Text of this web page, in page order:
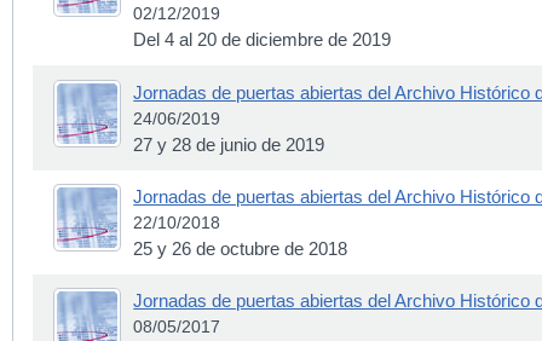
02/12/2019
Del 4 al 20 de diciembre de 2019
Jornadas de puertas abiertas del Archivo Histórico
24/06/2019
27 y 28 de junio de 2019
Jornadas de puertas abiertas del Archivo Histórico
22/10/2018
25 y 26 de octubre de 2018
Jornadas de puertas abiertas del Archivo Histórico
08/05/2017